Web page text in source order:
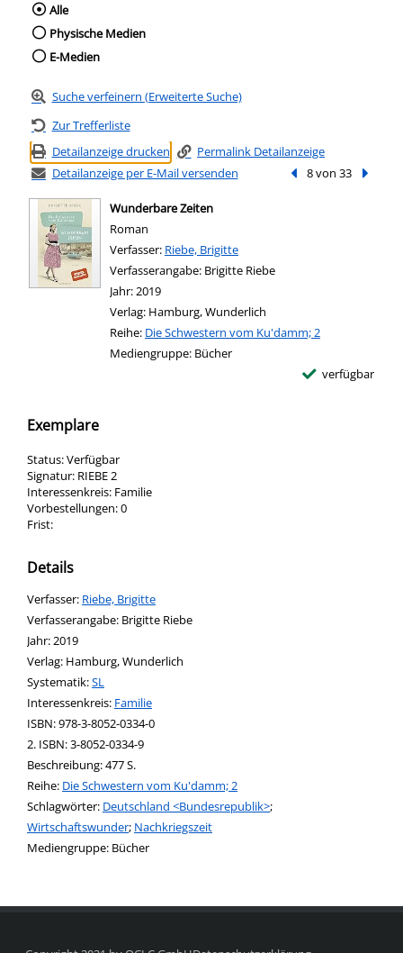
Wählen Sie die Medienart nach der Sie
Alle
Physische Medien
E-Medien
Suche verfeinern (Erweiterte Suche)
Zur Trefferliste
Detailanzeige drucken
Permalink Detailanzeige
Detailanzeige per E-Mail versenden
Vorheriger Treffer
8 von 33
Wunderbare Zeiten
Roman
Verfasser: Suche nach diesem Verfasser
Riebe, Brigitte
Verfasserangabe: Brigitte Riebe
Jahr:2019
Verlag: Hamburg, Wunderlich
Reihe: Die Schwestern vom Ku'damm; 2
Mediengruppe: Bücher
verfügbar
Exemplare
Status:Verfügbar
Signatur: RIEBE 2
Interessenkreis: Familie
Vorbestellungen:0
Frist:
Details
Verfasser: Suche nach diesem Verfasser
Riebe, Brigitte
Verfasserangabe: Brigitte Riebe
Jahr:2019
Verlag: Hamburg, Wunderlich
opens in new tab
Diesen Link in neuem Tab öffnen
Systematik:Suche nach dieser Systematik
SL
Interessenkreis: Suche nach diesem Interessenskreis
Familie
ISBN:978-3-8052-0334-0
2. ISBN:3-8052-0334-9
Beschreibung:477 S.
Reihe: Die Schwestern vom Ku'damm; 2
Schlagwörter: Deutschland <Bundesrepublik>;
Wirtschaftswunder; Nachkriegszeit
Suche nach dieser Beteiligten Person
Mediengruppe: Bücher